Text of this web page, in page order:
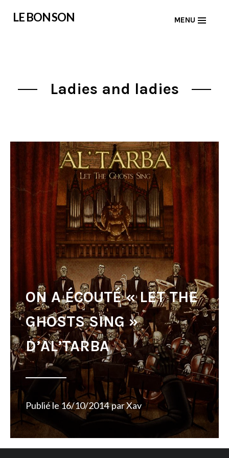
LE BON SON MENU
Ladies and ladies
ON A ÉCOUTÉ « LET THE
GHOSTS SING »
D’AL’TARBA
Publié le16/10/2014 parXav